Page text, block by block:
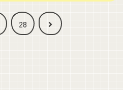
28
次